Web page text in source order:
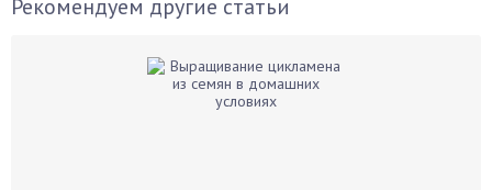
Рекомендуем другие статьи